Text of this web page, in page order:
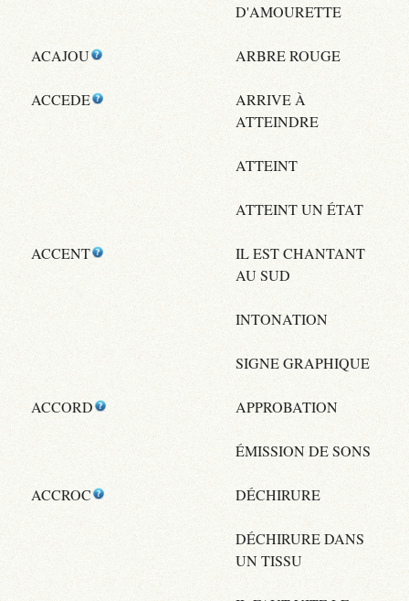
D'AMOURETTE
ACAJOU ARBRE ROUGE
ACCEDE
ARRIVE À
ATTEINDRE
ATTEINT
ATTEINT UN ÉTAT
ACCENT
IL EST CHANTANT
AU SUD
INTONATION
SIGNE GRAPHIQUE
ACCORD APPROBATION
ÉMISSION DE SONS
ACCROC DÉCHIRURE
DÉCHIRURE DANS
UN TISSU